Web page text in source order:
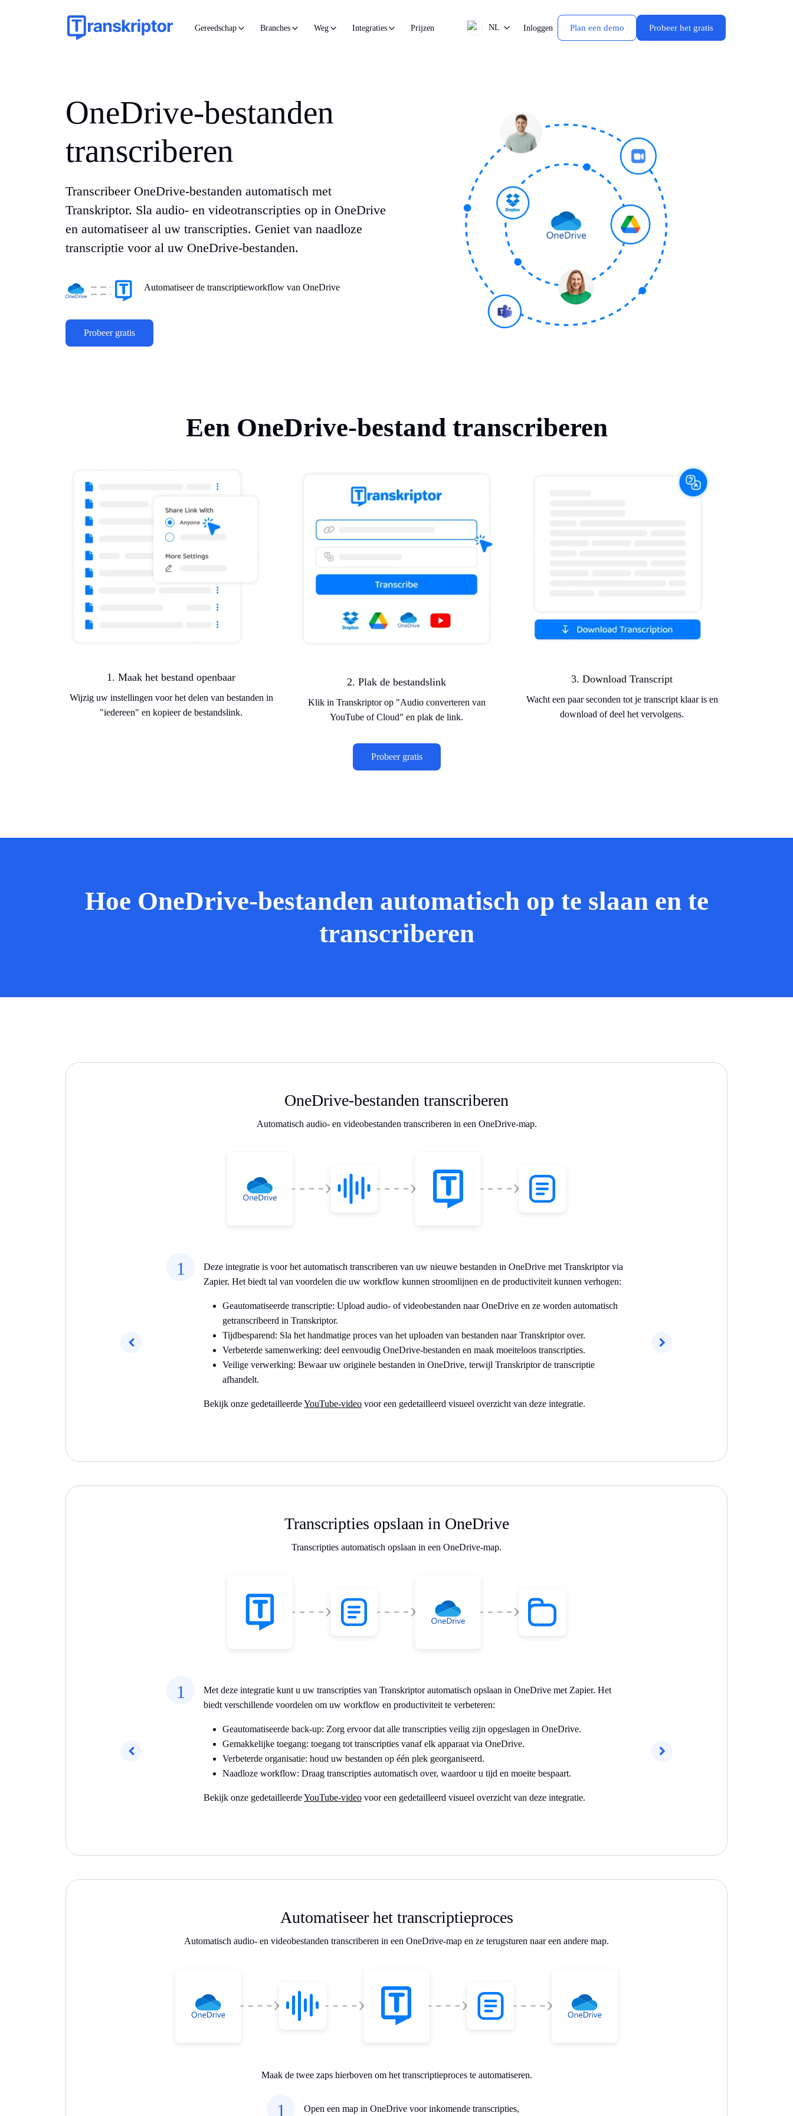
Gereedschap Branches Weg Integraties Prijzen NL Inloggen Plan een demo Probeer het gratis
OneDrive-bestanden
transcriberen
Transcribeer OneDrive-bestanden automatisch met
Transkriptor. Sla audio- en videotranscripties op in OneDrive
en automatiseer al uw transcripties. Geniet van naadloze
transcriptie voor al uw OneDrive-bestanden.
Automatiseer de transcriptieworkflow van OneDrive
Probeer gratis
Een OneDrive-bestand transcriberen
1. Maak het bestand openbaar
Wijzig uw instellingen voor het delen van bestanden in
"iedereen" en kopieer de bestandslink.
2. Plak de bestandslink
Klik in Transkriptor op "Audio converteren van
YouTube of Cloud" en plak de link.
3. Download Transcript
Wacht een paar seconden tot je transcript klaar is en
download of deel het vervolgens.
Probeer gratis
Hoe OneDrive-bestanden automatisch op te slaan en te
transcriberen
OneDrive-bestanden transcriberen
Automatisch audio- en videobestanden transcriberen in een OneDrive-map.
1
Deze integratie is voor het automatisch transcriberen van uw nieuwe bestanden in OneDrive met Transkriptor via
Zapier. Het biedt tal van voordelen die uw workflow kunnen stroomlijnen en de productiviteit kunnen verhogen:
Geautomatiseerde transcriptie: Upload audio- of videobestanden naar OneDrive en ze worden automatisch
getranscribeerd in Transkriptor.
Tijdbesparend: Sla het handmatige proces van het uploaden van bestanden naar Transkriptor over.
Verbeterde samenwerking: deel eenvoudig OneDrive-bestanden en maak moeiteloos transcripties.
Veilige verwerking: Bewaar uw originele bestanden in OneDrive, terwijl Transkriptor de transcriptie
afhandelt.
Bekijk onze gedetailleerdeYouTube-video voor een gedetailleerd visueel overzicht van deze integratie.
Transcripties opslaan in OneDrive
Transcripties automatisch opslaan in een OneDrive-map.
1
Met deze integratie kunt u uw transcripties van Transkriptor automatisch opslaan in OneDrive met Zapier. Het
biedt verschillende voordelen om uw workflow en productiviteit te verbeteren:
Geautomatiseerde back-up: Zorg ervoor dat alle transcripties veilig zijn opgeslagen in OneDrive.
Gemakkelijke toegang: toegang tot transcripties vanaf elk apparaat via OneDrive.
Verbeterde organisatie: houd uw bestanden op één plek georganiseerd.
Naadloze workflow: Draag transcripties automatisch over, waardoor u tijd en moeite bespaart.
Bekijk onze gedetailleerdeYouTube-video voor een gedetailleerd visueel overzicht van deze integratie.
Automatiseer het transcriptieproces
Automatisch audio- en videobestanden transcriberen in een OneDrive-map en ze terugsturen naar een andere map.
Maak de twee zaps hierboven om het transcriptieproces te automatiseren.
1 Open een map in OneDrive voor inkomende transcripties,